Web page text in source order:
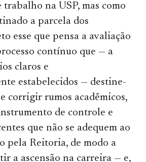
na USP, mas como
a parcela dos
esse que pensa a avaliação
contínuo que — a
claros e
estabelecidos — destine-
corrigir rumos acadêmicos,
de controle e
que não se adequem ao
pela Reitoria, de modo a
a ascensão na carreira — e,